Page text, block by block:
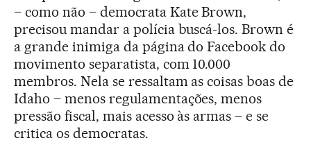
– como não – democrata Kate Brown,
precisou mandar a polícia buscá-los. Brown é
a grande inimiga da página do Facebook do
movimento separatista, com 10.000
membros. Nela se ressaltam as coisas boas de
Idaho – menos regulamentações, menos
pressão fiscal, mais acesso às armas – e se
critica os democratas.